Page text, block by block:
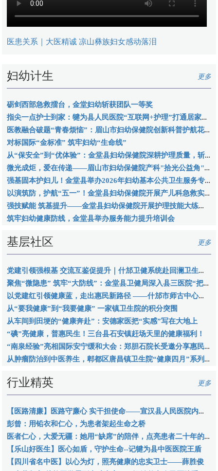
医患关系｜大医精诚 凉山彝族妇女感动落泪
妇幼计生 更多
砺剑西部急救擂台，金堂妇幼斩获团队一等奖
指尖一点护士到家：犍为县人民医院“互联网+护理”打通居家照护“最后一米”
医教融合破题“青春烦恼”：眉山市妇幼保健院创新科普护航花季成长
对标国际“金标准” 筑牢妇幼“生命线”
从“保安全”到“优体验”：金堂县妇幼保健院深耕护理质量，斩获西部助产学界最高荣誉
微光成炬，爱在传递——眉山市妇幼保健院产科"拾光公益角"书写人文护理新答卷
强基固本护妇儿！金堂县举办2026年妇幼基本公共卫生服务专题培训
以演筑防，护航“五一”！金堂县妇幼保健院开展产儿科急救实战演练
强技赋能 筑基提升——金堂县妇幼保健院开展护理技能大练兵比赛
筑牢妇幼健康防线，金堂县举办服务能力提升培训会
基层社区 更多
党建引领强根基 交流互鉴促提升｜什邡卫健系统赴回澜卫生院观摩党建工作
聚焦“微隐患” 筑牢“大防线”：金堂县卫健局深入县三医院“把脉”安全生产
以党建红引领健康蓝，走出惠民新路径 ——什邡市师古中心卫生院探索基层党建与医疗卫生深度融合实践
从“要我健康”到“我要健康” 一家镇卫生院的积分突围
从车间到田埂的“健康奔赴”：安德家医把“实感”写在大地上
“碘”亮健康，普惠民生！三台县石安镇赶场天里的健康福利！
“南泉经验”亮相国际安宁缓和大会：郑胆石院长受邀分享惠民实践
从肿瘤防治到中医养生，郫都区唐昌镇卫生院“健康四月”系列活动绘就全民健康新画卷
行业精英 更多
【医路清廉】医路守廉心 实干担使命——宣汉县人民医院内科党总支副书记余海燕
彭曾：用铅衣和仁心，为患者架起生命之桥
医者仁心，大爱无疆：她用“缺席”的陪伴，点亮患者二十年的生命之光
【乐山好医生】医心如盾，守护生命--记犍为县中医医院王盾
【四川省名中医】以心为灯，照亮健康的忠实卫士——薛胜俊